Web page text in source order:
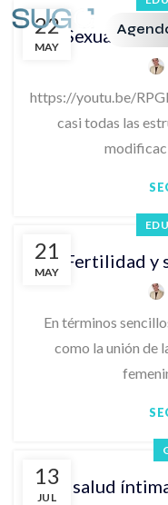
22
MAY
Sexualidad
https://youtu.be/
casi todas las
21
MAY
Fertilidad y
En términos
como la unión de
13
JUL
La salud